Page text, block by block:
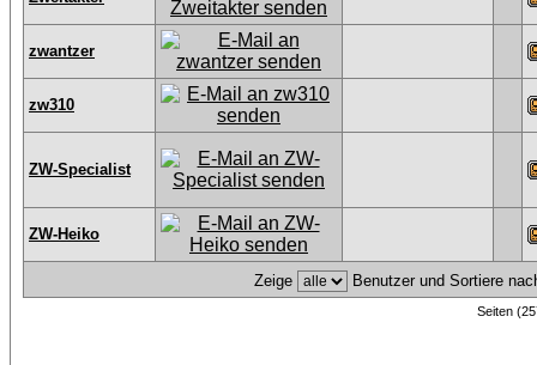
zwantzer
zw310
ZW-Specialist
ZW-Heiko
Zeige Benutzer und Sortiere
Seiten